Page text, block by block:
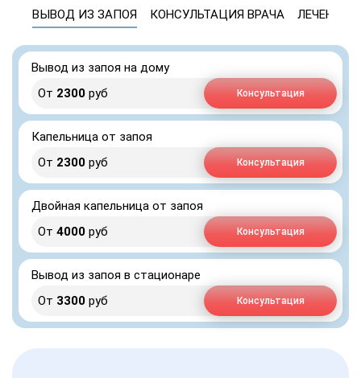
ВЫВОД ИЗ ЗАПОЯ КОНСУЛЬТАЦИЯ ВРАЧА ЛЕЧЕНИЕ
Вывод из запоя на дому
От 2300 руб Консультация
Капельница от запоя
От 2300 руб Консультация
Двойная капельница от запоя
От 4000 руб Консультация
Вывод из запоя в стационаре
От 3300 руб Консультация